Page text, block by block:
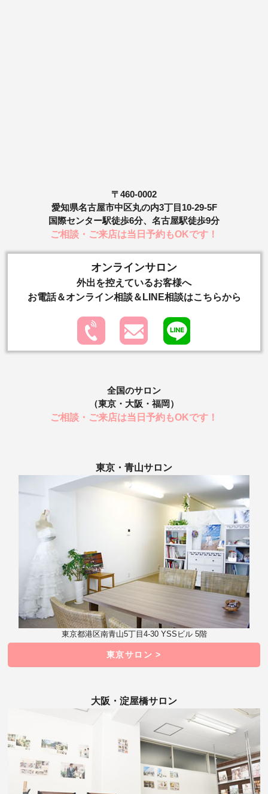
〒460-0002
愛知県名古屋市中区丸の内3丁目10-29-5F
国際センター駅徒歩6分、名古屋駅徒歩9分
ご相談・ご来店は当日予約もOKです！
オンラインサロン
外出を控えているお客様へ
お電話＆オンライン相談＆LINE相談はこちらから
全国のサロン
（東京・大阪・福岡）
ご相談・ご来店は当日予約もOKです！
東京・青山サロン
東京都港区南青山5丁目4-30 YSSビル 5階
東京サロン >
大阪・淀屋橋サロン